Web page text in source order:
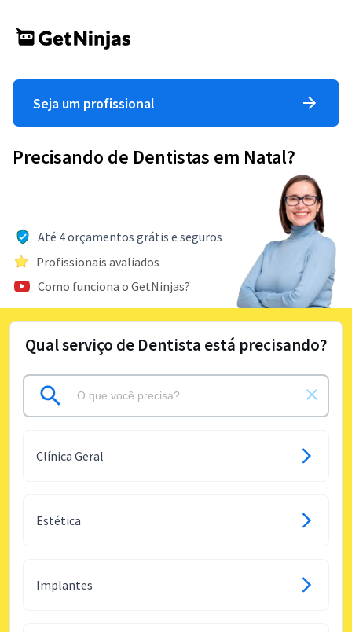
Seja um profissional
Precisando de Dentistas em Natal?
Até 4 orçamentos grátis e seguros
Profissionais avaliados
Como funciona o GetNinjas?
Qual serviço de Dentista está precisando?
Clínica Geral
Estética
Implantes